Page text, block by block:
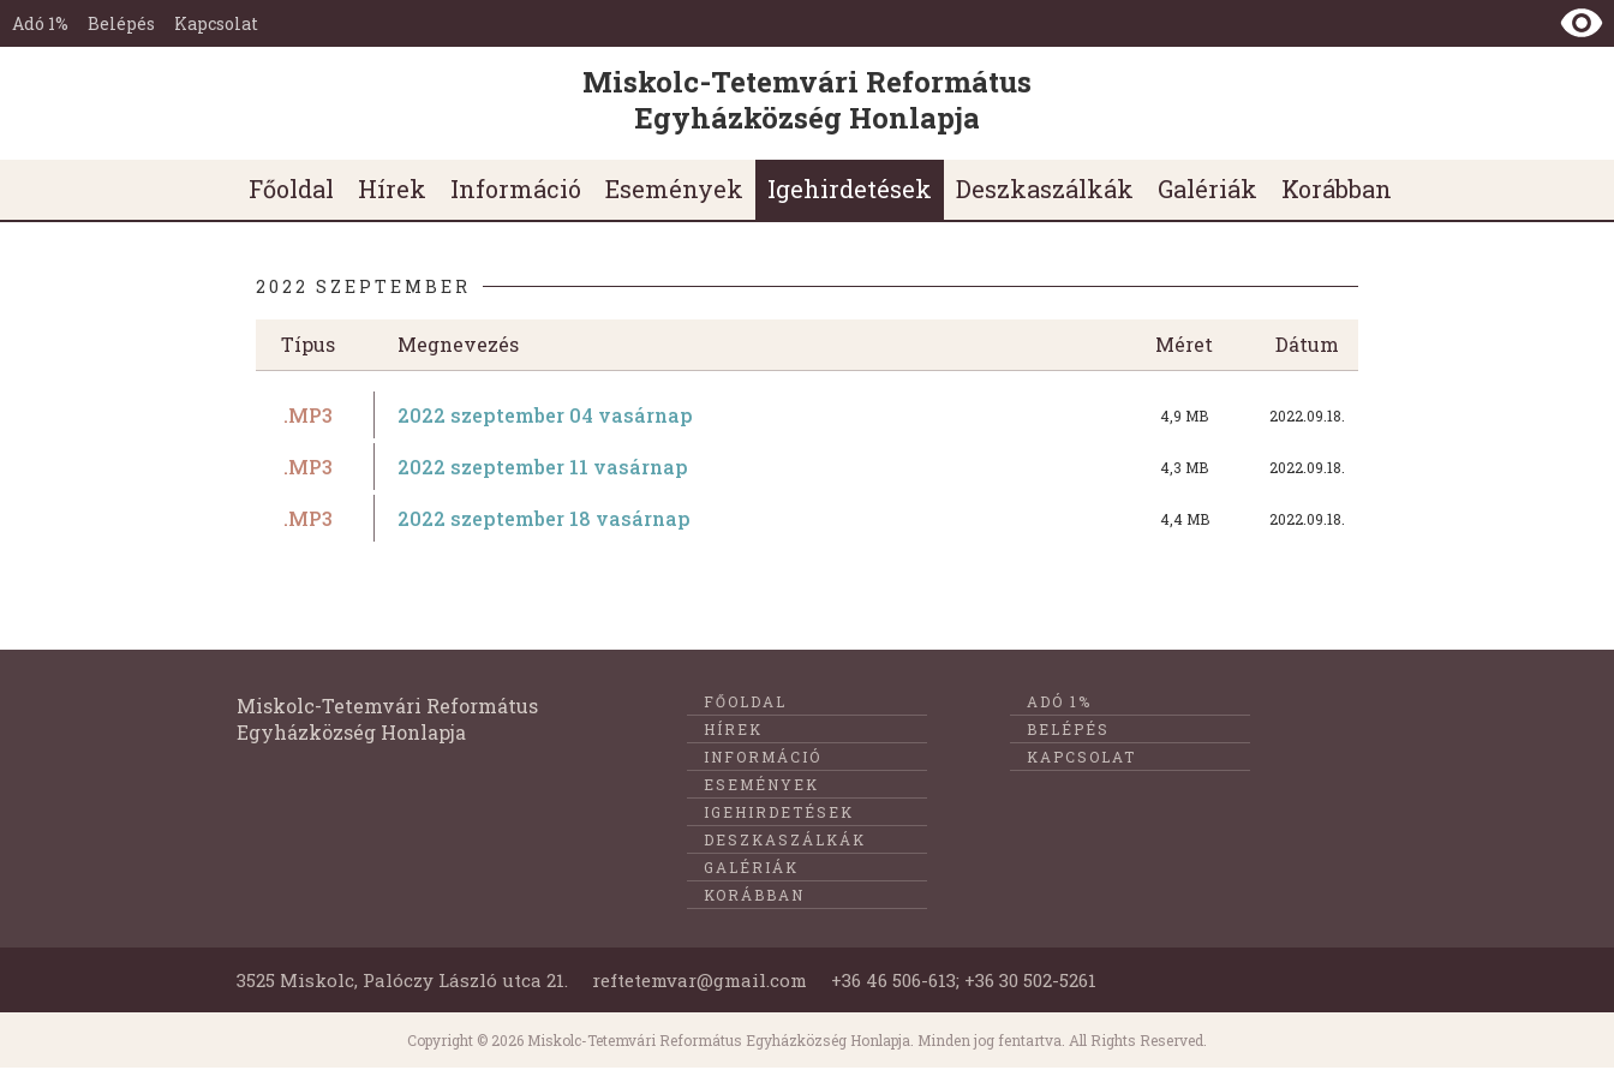
Miskolc-
Tetemvári
Református
Ugrás a tartalomra
Ugrás a láblécre
Adó 1% Belépés Kapcsolat
Miskolc-Tetemvári Református
Egyházközség Honlapja
Főmenü
Főoldal Hírek Információ Események Igehirdetések Deszkaszálkák Galériák Korábban
2022 SZEPTEMBER
Típus Megnevezés Méret Dátum
.MP3 2022 szeptember 04 vasárnap 4,9 MB 2022.09.18.
.MP3 2022 szeptember 11 vasárnap 4,3 MB 2022.09.18.
.MP3 2022 szeptember 18 vasárnap 4,4 MB 2022.09.18.
Miskolc-Tetemvári Református
Egyházközség Honlapja
Lábléc
menüje
FŐOLDAL
HÍREK
INFORMÁCIÓ
ESEMÉNYEK
IGEHIRDETÉSEK
DESZKASZÁLKÁK
GALÉRIÁK
KORÁBBAN
ADÓ 1%
BELÉPÉS
KAPCSOLAT
3525 Miskolc, Palóczy László utca 21. reftetemvar@gmail.com +36 46 506-613; +36 30 502-5261
Copyright © 2026 Miskolc-Tetemvári Református Egyházközség Honlapja. Minden jog fentartva. All Rights Reserved.